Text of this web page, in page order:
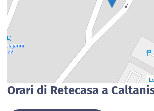
Orari di Retecasa a